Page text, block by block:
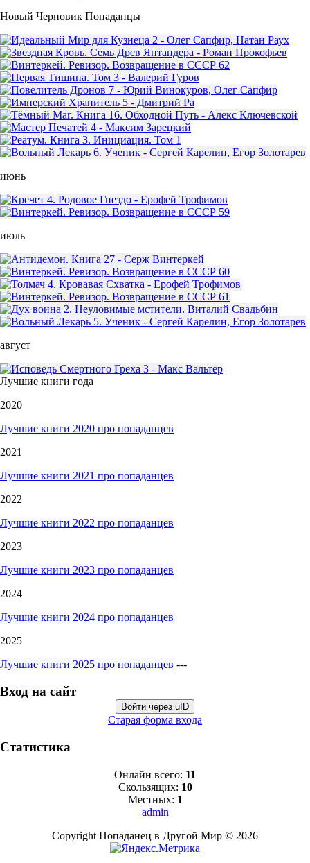
Новый Черновик Попаданцы
июнь
июль
август
Лучшие книги года
2020
Лучшие книги 2020 про попаданцев
2021
Лучшие книги 2021 про попаданцев
2022
Лучшие книги 2022 про попаданцев
2023
Лучшие книги 2023 про попаданцев
2024
Лучшие книги 2024 про попаданцев
2025
Лучшие книги 2025 про попаданцев ---
Вход на сайт
Войти через uID
Старая форма входа
Статистика
Онлайн всего: 11
Скользящих: 10
Местных: 1
admin
Copyright Попаданец в Другой Мир © 2026